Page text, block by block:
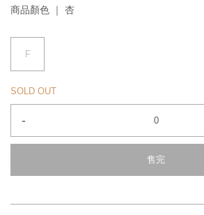
商品顏色 ｜ 杏
F
SOLD OUT
-
售完